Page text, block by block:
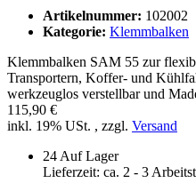
Artikelnummer: 102002
Kategorie: Klemmbalken
Klemmbalken SAM 55 zur
Transportern, Koffer- und
werkzeuglos verstellbar und
115,90 €
inkl. 19% USt. , zzgl. Versand
24 Auf Lager
Lieferzeit: ca. 2 - 3